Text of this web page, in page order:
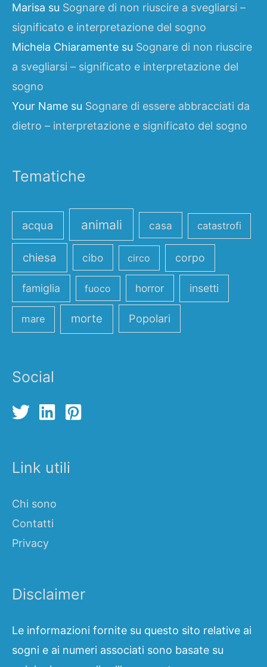
Marisa su Sognare di non riuscire a svegliarsi –
significato e interpretazione del sogno
Michela Chiaramente su Sognare di non riuscire
a svegliarsi – significato e interpretazione del
sogno
Your Name su Sognare di essere abbracciati da
dietro – interpretazione e significato del sogno
Tematiche
acqua animali casa catastrofi
chiesa cibo circo corpo
famiglia fuoco horror insetti
mare morte Popolari
Social
Link utili
Chi sono
Contatti
Privacy
Disclaimer
Le informazioni fornite su questo sito relative ai
sogni e ai numeri associati sono basate su